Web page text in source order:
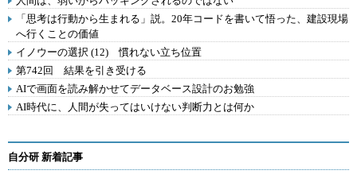
「思考は行動から生まれる」説。20年コードを書いて悟った、建設現場
へ行くことの価値
イノウーの選択 (12) 慣れない立ち位置
第742回 結果を引き受ける
AIで画面を読み解かせてデータベース設計のお勉強
AI時代に、人間が失ってはいけない判断力とは何か
自分研 新着記事